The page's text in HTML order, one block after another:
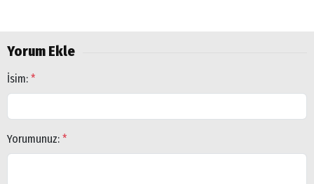
Yorum Ekle
İsim: *
Yorumunuz: *